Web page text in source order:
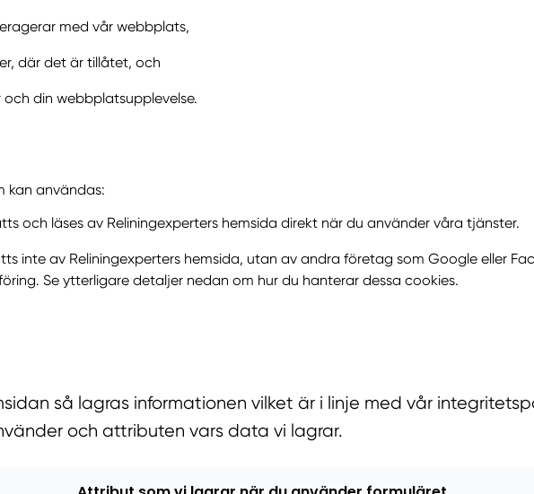
med vår webbplats,
där det är tillåtet, och
din webbplatsupplevelse.
kan användas:
och läses av Reliningexperters hemsida direkt när du använder våra tjänster.
inte av Reliningexperters hemsida, utan av andra företag som Google eller
Se ytterligare detaljer nedan om hur du hanterar dessa cookies.
så lagras informationen vilket är i linje med vår
och attributen vars data vi lagrar.